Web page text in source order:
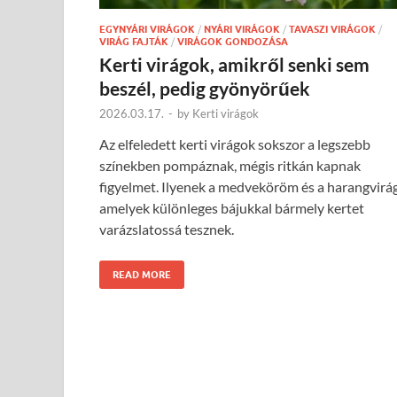
EGYNYÁRI VIRÁGOK / NYÁRI VIRÁGOK / TAVASZI VIRÁGOK /
VIRÁG FAJTÁK / VIRÁGOK GONDOZÁSA
Kerti virágok, amikről senki sem
beszél, pedig gyönyörűek
2026.03.17. - by Kerti virágok
Az elfeledett kerti virágok sokszor a legszebb
színekben pompáznak, mégis ritkán kapnak
figyelmet. Ilyenek a medveköröm és a
amelyek különleges bájukkal bármely kertet
varázslatossá tesznek.
READ MORE